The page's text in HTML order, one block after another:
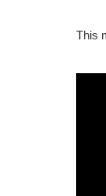
This